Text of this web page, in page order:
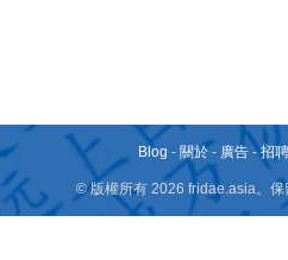
Blog - 關於 - 廣告 -招
© 版權所有 2026 fridae.asia。